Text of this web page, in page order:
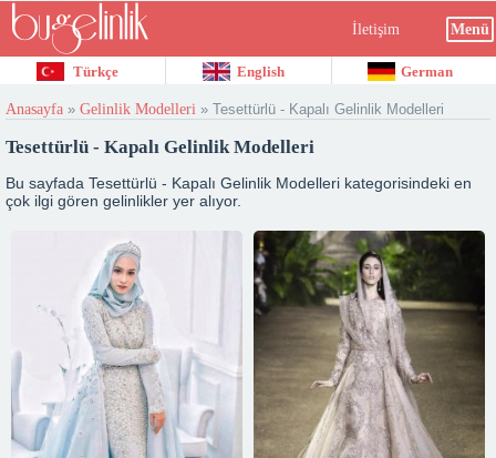
İletişim Menü
Türkçe English German
Anasayfa » Gelinlik Modelleri » Tesettürlü - Kapalı Gelinlik Modelleri
Tesettürlü - Kapalı Gelinlik Modelleri
Bu sayfada Tesettürlü - Kapalı Gelinlik Modelleri kategorisindeki en
çok ilgi gören gelinlikler yer alıyor.